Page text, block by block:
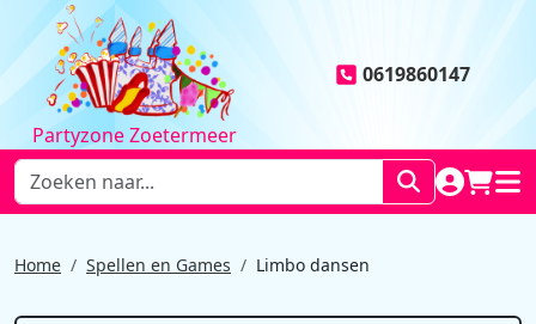
Partyzone Zoetermeer
0619860147
NAAR
Home Spellen en Games Limbo dansen